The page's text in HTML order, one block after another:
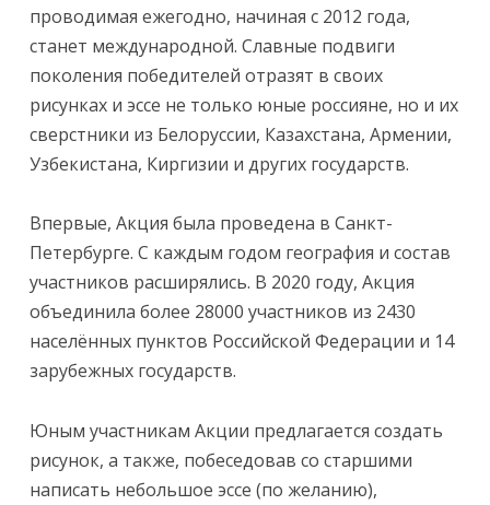
проводимая ежегодно, начиная с 2012 года,
станет международной. Славные подвиги
поколения победителей отразят в своих
рисунках и эссе не только юные россияне, но и их
сверстники из Белоруссии, Казахстана, Армении,
Узбекистана, Киргизии и других государств.
Впервые, Акция была проведена в Санкт-
Петербурге. С каждым годом география и состав
участников расширялись. В 2020 году, Акция
объединила более 28000 участников из 2430
населённых пунктов Российской Федерации и 14
зарубежных государств.
Юным участникам Акции предлагается создать
рисунок, а также, побеседовав со старшими
написать небольшое эссе (по желанию),